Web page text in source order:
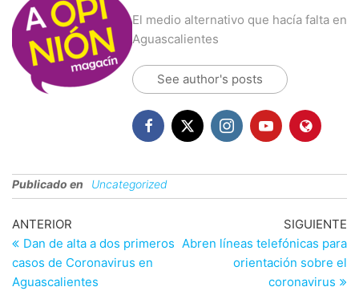
El medio alternativo que hacía falta en
Aguascalientes
See author's posts
Publicado en Uncategorized
Navegación
de
entradas
Entrada
anterior
ANTERIOR
Dan de alta a dos primeros
casos de Coronavirus en
Aguascalientes
SIGUIENTE
Abren líneas telefónicas para
orientación sobre el
coronavirus